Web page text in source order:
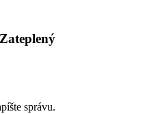
Zateplený
správu.